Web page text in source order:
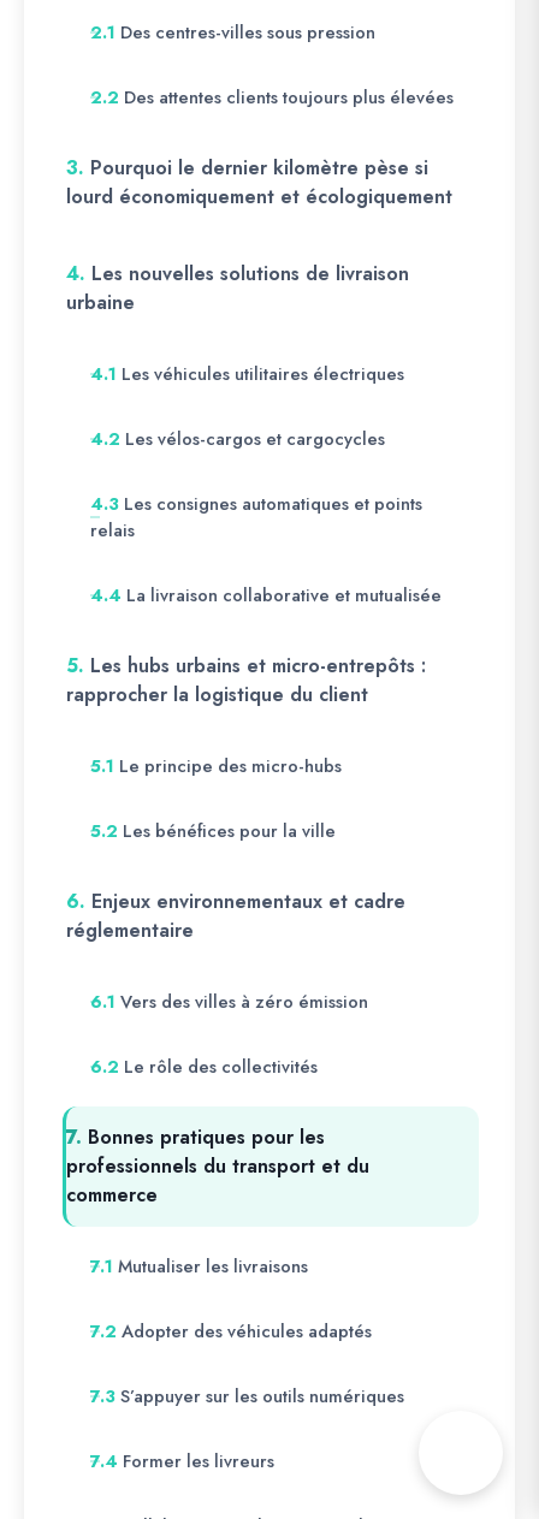
2.1 Des centres-villes sous pression
2.2 Des attentes clients toujours plus élevées
3. Pourquoi le dernier kilomètre pèse si
lourd économiquement et écologiquement
4. Les nouvelles solutions de livraison
urbaine
4.1 Les véhicules utilitaires électriques
4.2 Les vélos-cargos et cargocycles
4.3 Les consignes automatiques et points
relais
4.4 La livraison collaborative et mutualisée
5. Les hubs urbains et micro-entrepôts :
rapprocher la logistique du client
5.1 Le principe des micro-hubs
5.2 Les bénéfices pour la ville
6. Enjeux environnementaux et cadre
réglementaire
6.1 Vers des villes à zéro émission
6.2 Le rôle des collectivités
7. Bonnes pratiques pour les
professionnels du transport et du
commerce
7.1 Mutualiser les livraisons
7.2 Adopter des véhicules adaptés
7.3 S’appuyer sur les outils numériques
7.4 Former les livreurs